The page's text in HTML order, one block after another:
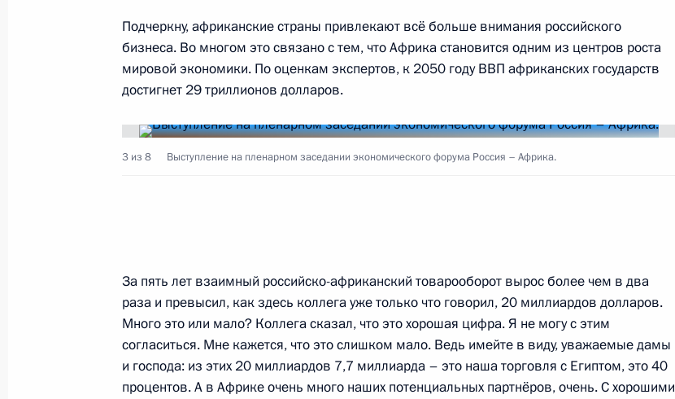
Встреча с Президентом Центральноафриканской Республики
Фостеном Арканжем Туадерой
23 октября 2019 года, 14:10 Сочи
5
Встреча с Президентом Намибии Хаге Готфридом Гейнгобом
23 октября 2019 года, 12:40 Сочи
Встреча с Президентом ЮАР Сирилом Рамафозой
Подчеркну, африканские страны привлекают всё больше внимания российского
бизнеса. Во многом это связано с тем, что Африка становится одним из центров роста
мировой экономики. По оценкам экспертов, к 2050 году ВВП африканских государств
достигнет 29 триллионов долларов.
3 из 8 Выступление на пленарном заседании экономического форума Россия – Африка.
За пять лет взаимный российско-африканский товарооборот вырос более чем в два
раза и превысил, как здесь коллега уже только что говорил, 20 миллиардов долларов.
Много это или мало? Коллега сказал, что это хорошая цифра. Я не могу с этим
согласиться. Мне кажется, что это слишком мало. Ведь имейте в виду, уважаемые дамы
и господа: из этих 20 миллиардов 7,7 миллиарда – это наша торговля с Египтом, это 40
процентов. А в Африке очень много наших потенциальных партнёров, очень. С хорошими